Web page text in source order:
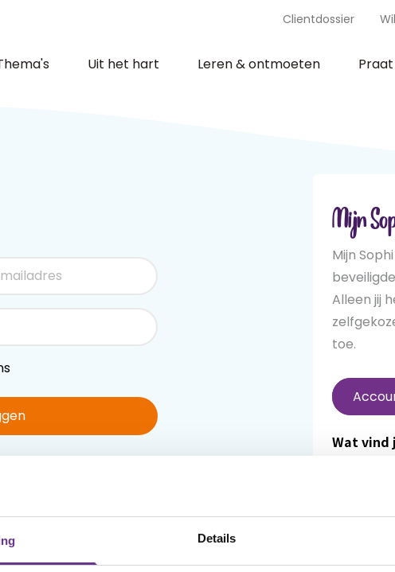
Details
Clientdossier
Uit het hart Leren & ontmoeten
Mijn
Mijn
Alleen jij
toe.
Wat vind
en
favoriet